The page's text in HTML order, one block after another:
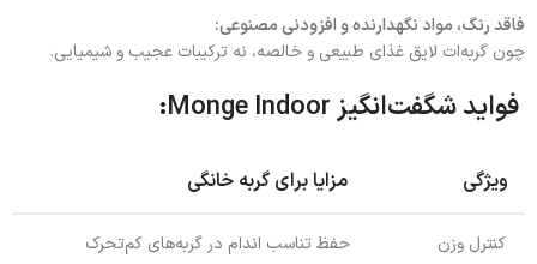
فاقد رنگ، مواد نگهدارنده و افزودنی مصنوعی:
چون گربه‌ات لایق غذای طبیعی و خالصه، نه ترکیبات عجیب و شیمیایی.
فواید شگفت‌انگیز Monge Indoor:
ویژگی مزایا برای گربه‌ خانگی
کنترل وزن حفظ تناسب اندام در گربه‌های کم‌تحرک